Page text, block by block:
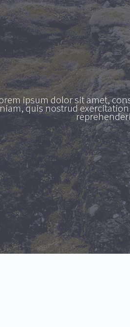
ipsum dolor sit amet,
quis nostrud